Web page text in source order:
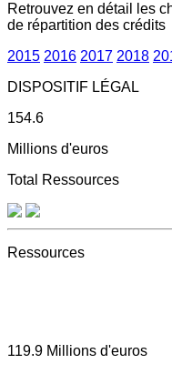
Retrouvez en détail les
de répartition des crédits
2015 2016 2017 2018
DISPOSITIF LÉGAL
154.6
Millions d'euros
Total Ressources
Ressources
119.9 Millions d'euros